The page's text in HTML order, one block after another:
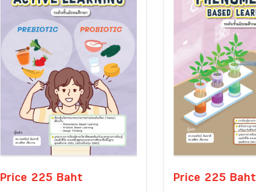
Price 225 Baht Price 225 Baht